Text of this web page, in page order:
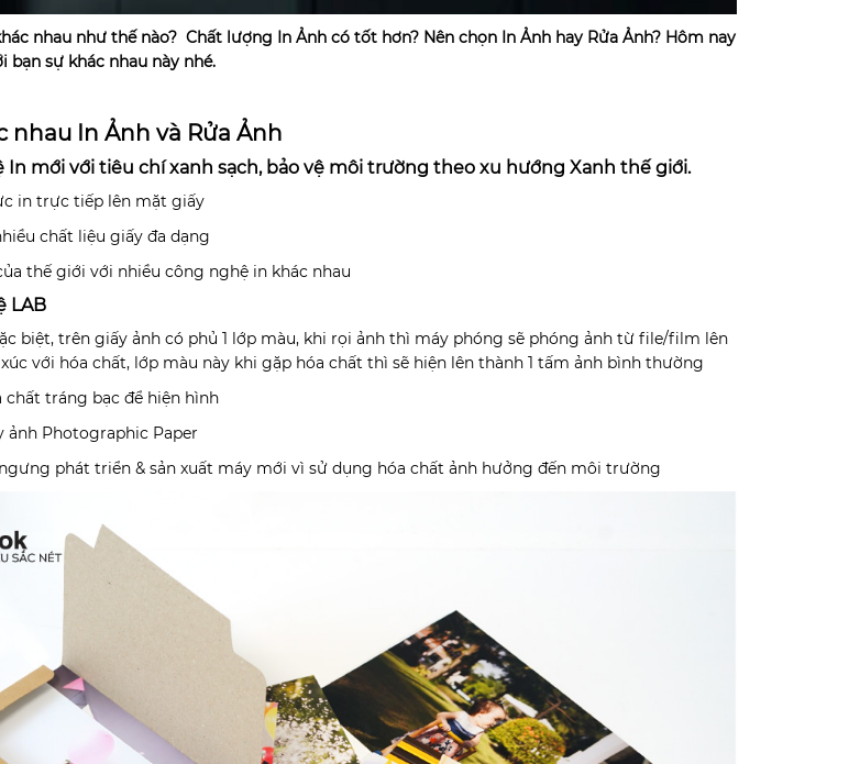
nhau như thế nào? Chất lượng In Ảnh có tốt hơn? Nên chọn In Ảnh hay Rửa Ảnh? Hôm nay
sự khác nhau này nhé.
nhau In Ảnh và Rửa Ảnh
In mới với tiêu chí xanh sạch, bảo vệ môi trường theo xu hướng Xanh thế giới.
in trực tiếp lên mặt giấy
chất liệu giấy đa dạng
thế giới với nhiều công nghệ in khác nhau
LAB
biệt, trên giấy ảnh có phủ 1 lớp màu, khi rọi ảnh thì máy phóng sẽ phóng ảnh từ file/film lên
với hóa chất, lớp màu này khi gặp hóa chất thì sẽ hiện lên thành 1 tấm ảnh bình thường
chất tráng bạc để hiện hình
ảnh Photographic Paper
phát triển & sản xuất máy mới vì sử dụng hóa chất ảnh hưởng đến môi trường